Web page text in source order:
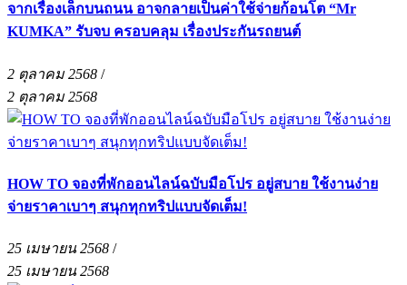
จากเรื่องเล็กบนถนน อาจกลายเป็นค่าใช้จ่ายก้อนโต “Mr
KUMKA” รับจบ ครอบคลุม เรื่องประกันรถยนต์
2 ตุลาคม 2568 /
2 ตุลาคม 2568
HOW TO จองที่พักออนไลน์ฉบับมือโปร อยู่สบาย ใช้งานง่าย
จ่ายราคาเบาๆ สนุกทุกทริปแบบจัดเต็ม!
25 เมษายน 2568 /
25 เมษายน 2568